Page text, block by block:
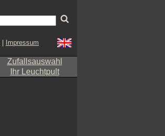
Impressum
Zufallsauswahl
Ihr Leuchtpult